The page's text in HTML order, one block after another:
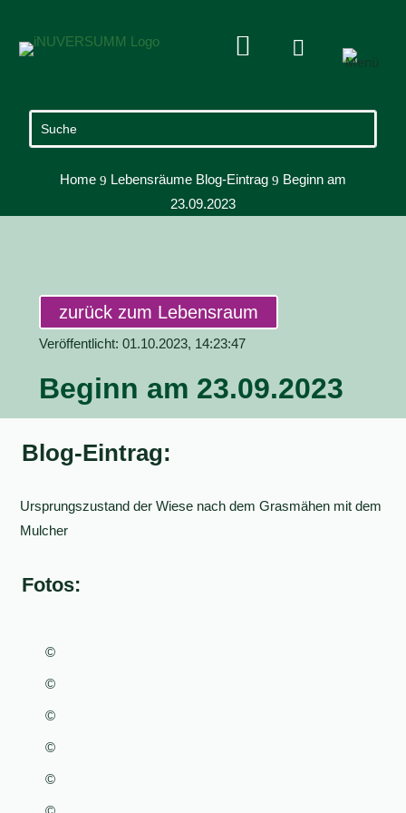
 
Home 9 Lebensräume Blog-Eintrag 9 Beginn am
23.09.2023
zurück zum Lebensraum
Veröffentlicht: 01.10.2023, 14:23:47
Beginn am 23.09.2023
Blog-Eintrag:
Ursprungszustand der Wiese nach dem Grasmähen mit dem
Mulcher
Fotos:
©
©
©
©
©